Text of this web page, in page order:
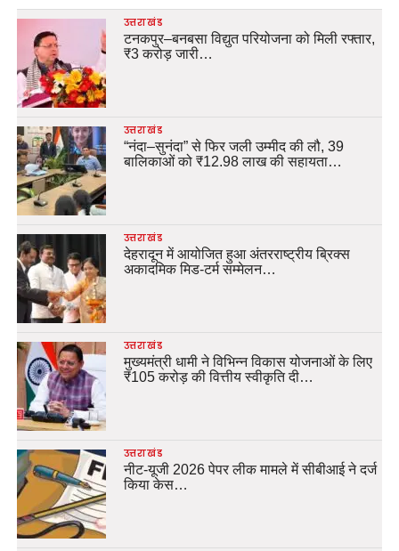
उत्तराखंड
टनकपुर–बनबसा विद्युत परियोजना को मिली रफ्तार,
₹3 करोड़ जारी…
उत्तराखंड
“नंदा–सुनंदा” से फिर जली उम्मीद की लौ, 39
बालिकाओं को ₹12.98 लाख की सहायता…
उत्तराखंड
देहरादून में आयोजित हुआ अंतरराष्ट्रीय ब्रिक्स
अकादमिक मिड-टर्म सम्मेलन…
उत्तराखंड
मुख्यमंत्री धामी ने विभिन्न विकास योजनाओं के लिए
₹105 करोड़ की वित्तीय स्वीकृति दी…
उत्तराखंड
नीट-यूजी 2026 पेपर लीक मामले में सीबीआई ने दर्ज
किया केस…